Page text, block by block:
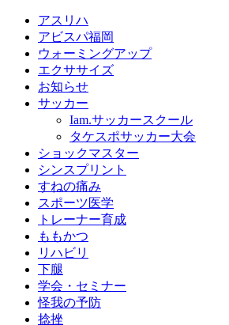
アスリハ
アビスパ福岡
ウォーミングアップ
エクササイズ
お知らせ
サッカー
Iam.サッカースクール
タケスポサッカー大会
ショックマスター
シンスプリント
すねの痛み
スポーツ医学
トレーナー育成
ももかつ
リハビリ
下腿
学会・セミナー
怪我の予防
捻挫